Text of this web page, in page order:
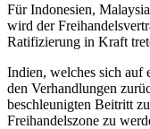
Für Indonesien,
wird der
Ratifizierung in Kraft
Indien, welches sich auf
den Verhandlungen
beschleunigten Beitritt
Freihandelszone zu